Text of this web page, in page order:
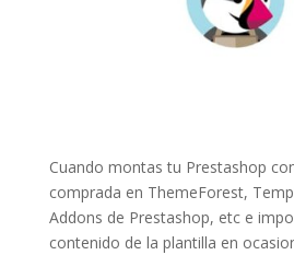
Cuando montas tu Prestashop
comprada en ThemeForest,
Addons de Prestashop, etc e
contenido de la plantilla en